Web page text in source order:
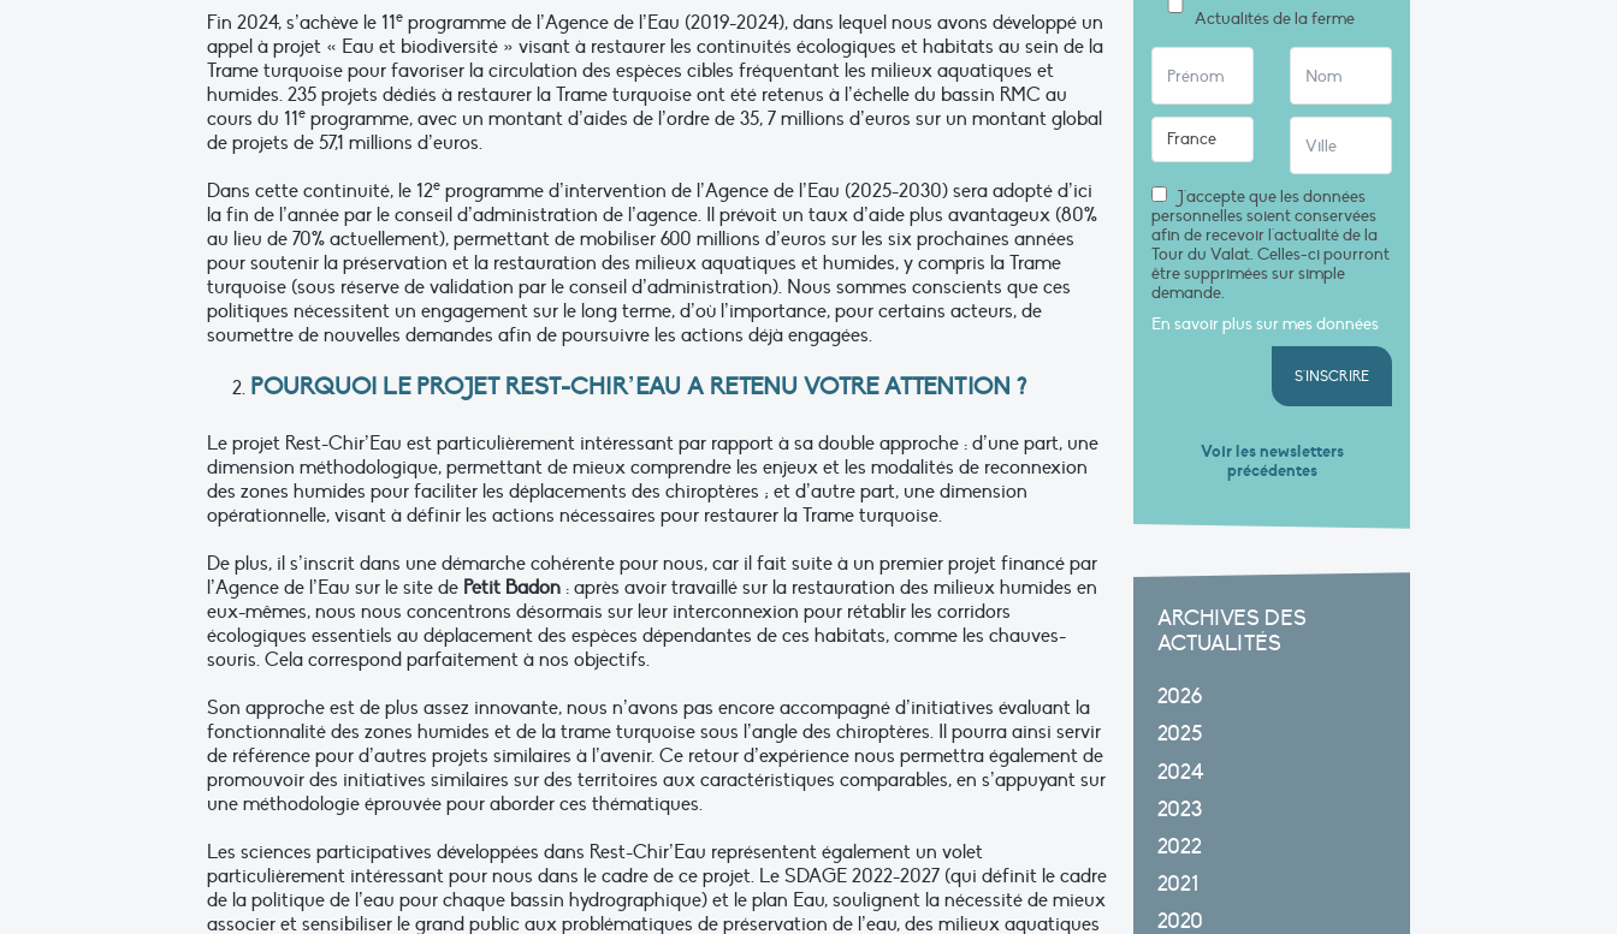
Fin 2024, s’achève le 11e programme de l’Agence de l’Eau (2019-2024), dans lequel nous avons développé un
appel à projet « Eau et biodiversité » visant à restaurer les continuités écologiques et habitats au sein de la
Trame turquoise pour favoriser la circulation des espèces cibles fréquentant les milieux aquatiques et
humides. 235 projets dédiés à restaurer la Trame turquoise ont été retenus à l’échelle du bassin RMC au
cours du 11e programme, avec un montant d’aides de l’ordre de 35, 7 millions d’euros sur un montant global
de projets de 57,1 millions d’euros.
Dans cette continuité, le 12e programme d’intervention de l’Agence de l’Eau (2025-2030) sera adopté d’ici
la fin de l’année par le conseil d’administration de l’agence. Il prévoit un taux d’aide plus avantageux (80%
au lieu de 70% actuellement), permettant de mobiliser 600 millions d’euros sur les six prochaines années
pour soutenir la préservation et la restauration des milieux aquatiques et humides, y compris la Trame
turquoise (sous réserve de validation par le conseil d’administration). Nous sommes conscients que ces
politiques nécessitent un engagement sur le long terme, d’où l’importance, pour certains acteurs, de
soumettre de nouvelles demandes afin de poursuivre les actions déjà engagées.
POURQUOI LE PROJET REST-CHIR’EAU A RETENU VOTRE ATTENTION ?
Le projet Rest-Chir’Eau est particulièrement intéressant par rapport à sa double approche : d’une part, une
dimension méthodologique, permettant de mieux comprendre les enjeux et les modalités de reconnexion
des zones humides pour faciliter les déplacements des chiroptères ; et d’autre part, une dimension
opérationnelle, visant à définir les actions nécessaires pour restaurer la Trame turquoise.
De plus, il s’inscrit dans une démarche cohérente pour nous, car il fait suite à un premier projet financé par
l’Agence de l’Eau sur le site de Petit Badon : après avoir travaillé sur la restauration des milieux humides en
eux-mêmes, nous nous concentrons désormais sur leur interconnexion pour rétablir les corridors
écologiques essentiels au déplacement des espèces dépendantes de ces habitats, comme les chauves-
souris. Cela correspond parfaitement à nos objectifs.
Son approche est de plus assez innovante, nous n’avons pas encore accompagné d’initiatives évaluant la
fonctionnalité des zones humides et de la trame turquoise sous l’angle des chiroptères. Il pourra ainsi servir
de référence pour d’autres projets similaires à l’avenir. Ce retour d’expérience nous permettra également de
promouvoir des initiatives similaires sur des territoires aux caractéristiques comparables, en s’appuyant sur
une méthodologie éprouvée pour aborder ces thématiques.
Les sciences participatives développées dans Rest-Chir’Eau représentent également un volet
particulièrement intéressant pour nous dans le cadre de ce projet. Le SDAGE 2022-2027 (qui définit le cadre
de la politique de l’eau pour chaque bassin hydrographique) et le plan Eau, soulignent la nécessité de mieux
associer et sensibiliser le grand public aux problématiques de préservation de l’eau, des milieux aquatiques
Actualités de la ferme
J'accepte que les données
personnelles soient conservées
afin de recevoir l'actualité de la
Tour du Valat. Celles-ci pourront
être supprimées sur simple
demande.
En savoir plus sur mes données
S'INSCRIRE
Voir les newsletters
précédentes
ARCHIVES DES
ACTUALITÉS
2026
2025
2024
2023
2022
2021
2020